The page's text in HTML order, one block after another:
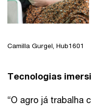
Camilla Gurgel, Hub1601
Tecnologias
“O agro já trabalha